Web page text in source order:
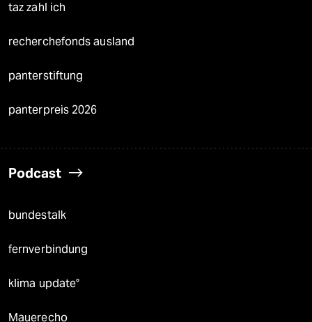
taz zahl ich
recherchefonds ausland
panterstiftung
panterpreis 2026
Podcast
bundestalk
fernverbindung
klima update°
Mauerecho